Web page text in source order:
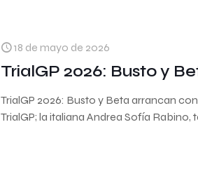
18 de mayo de 2026
TrialGP 2026: Busto y
TrialGP 2026: Busto y Beta arrancan
TrialGP; la italiana Andrea Sofía Rabino,